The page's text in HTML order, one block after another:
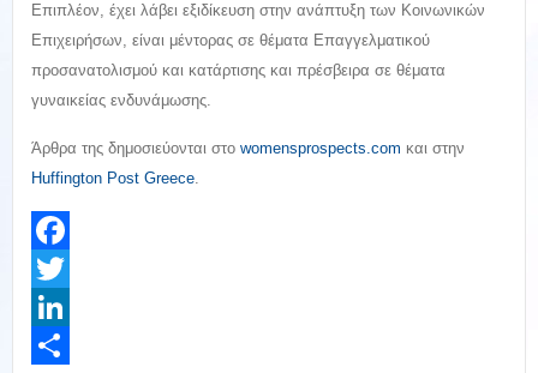
Επιπλέον, έχει λάβει εξιδίκευση στην ανάπτυξη των Κοινωνικών
Επιχειρήσων, είναι μέντορας σε θέματα Επαγγελματικού
προσανατολισμού και κατάρτισης και πρέσβειρα σε θέματα
γυναικείας ενδυνάμωσης.
Άρθρα της δημοσιεύονται στο womensprospects.com και στην
Huffington Post Greece.
Facebook
Twitter
LinkedIn